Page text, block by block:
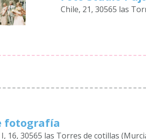
Chile, 21, 30565 las
fotografía
I, 16, 30565 las Torres de cotillas